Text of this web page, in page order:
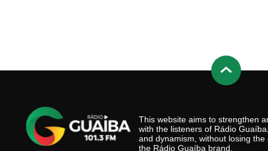
This website aims to strengthen
with the listeners of Rádio
and dynamism, without losing
the Rádio Guaíba brand.